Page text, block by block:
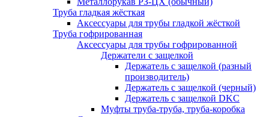
Труба гладкая жёсткая
Аксессуары для трубы гладкой жёсткой
Труба гофрированная
Аксессуары для трубы гофрированной
Держатели с защелкой
Держатель с защелкой (разный
производитель)
Держатель с защелкой (черный)
Держатель с защелкой DKC
Муфты труба-труба, труба-коробка